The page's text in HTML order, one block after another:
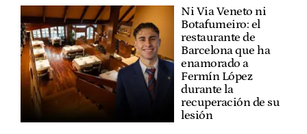
Ni Via Veneto ni
Botafumeiro: el
restaurante de
Barcelona que ha
enamorado a
Fermín López
durante la
recuperación de su
lesión